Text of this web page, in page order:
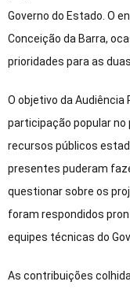
Governo do Estado. O
Conceição da Barra,
prioridades para as
O objetivo da Audiência
participação popular no
recursos públicos
presentes puderam
questionar sobre os
foram respondidos
equipes técnicas do
As contribuições